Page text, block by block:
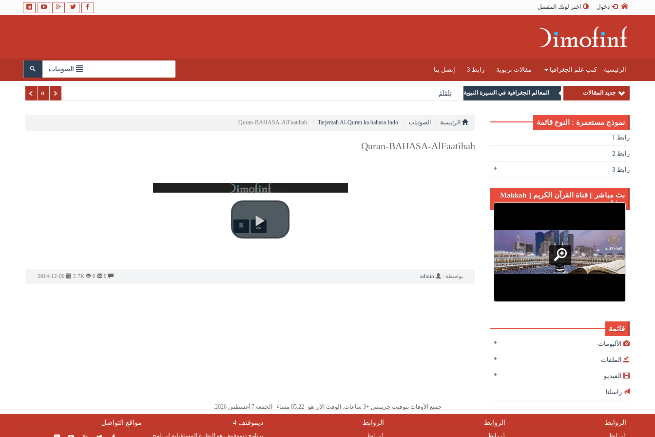
دخول اختر لونك المفضل
الرئيسية كتب علم الجغرافيا مقالات تربوية رابط 3 إتصل بنا الصوتيات
جديد المقالات المعالم الجغرافية في السيرة النبوية يَلَمْلَمُ
نموذج مستعمرة : النوع قائمة
رابط 1
رابط 2
رابط 3
بث مباشر || قناة القرآن الكريم || Makkah
Live
قائمة
الألبومات
الملفات
الفيديو
راسلنا
الرئيسية الصوتيات Tarjemah Al-Quran ka bahasa Indo
Quran-BAHASA-AlFaatihah
Quran-BAHASA-AlFaatihah
بواسطة : admin
2.7K
جميع الأوقات بتوقيت جرينتش +3 ساعات. الوقت الآن هو 05:22 مساءً الجمعة 7 أغسطس 2026.
الروابط
1- رابط
الروابط
1- رابط
الروابط
1- رابط
ديموفنف 4
برنامج ديموفمف هو النظرة المستقبلية لبرنامج
مواقع التواصل